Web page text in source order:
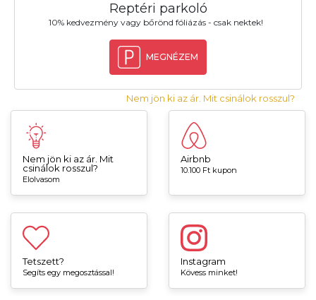
Reptéri parkoló
10% kedvezmény vagy bőrönd fóliázás - csak nektek!
MEGNÉZEM
Nem jön ki az ár. Mit csinálok rosszul?
Nem jön ki az ár. Mit
csinálok rosszul?
Elolvasom
Airbnb
10.100 Ft kupon
Tetszett?
Segíts egy megosztással!
Instagram
Kövess minket!